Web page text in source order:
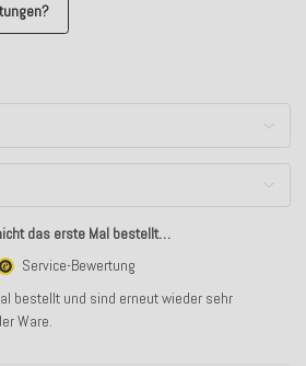
das erste Mal bestellt…
Service-Bewertung
bestellt und sind erneut wieder sehr
Ware.